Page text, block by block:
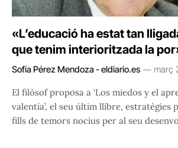
«L’educació ha estat tan
que tenim interioritzada la
Sofía Pérez Mendoza - eldiario.es març
El filòsof proposa a ‘Los miedos y el
valentía’, el seu últim llibre, estratègies
fills de temors nocius per al seu